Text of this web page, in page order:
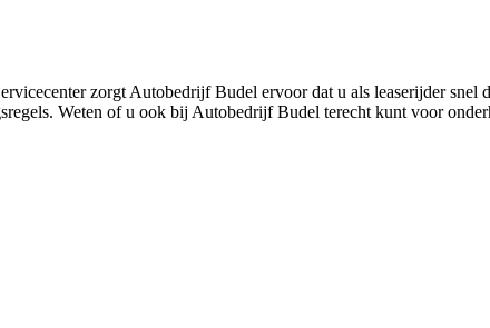
zorgt Autobedrijf Budel ervoor dat u als leaserijder
Weten of u ook bij Autobedrijf Budel terecht kunt voor